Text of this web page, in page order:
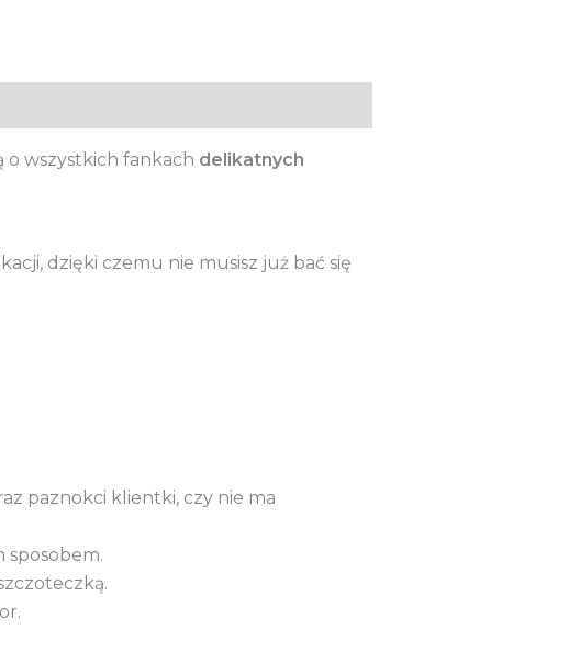
o wszystkich fankach delikatnych
dzięki czemu nie musisz już bać się
paznokci klientki, czy nie ma
sposobem.